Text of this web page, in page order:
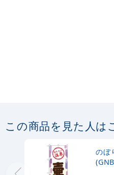
この商品を見た人は
のぼ